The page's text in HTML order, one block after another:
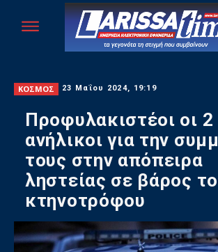
ΚΟΣΜΟΣ 23 Μαΐου 2024, 19:19
Προφυλακιστέοι οι 2
ανήλικοι για την
τους στην απόπειρα
ληστείας σε βάρος
κτηνοτρόφου